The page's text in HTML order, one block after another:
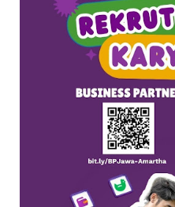
SURAT LAMARAN
RIWAYAT HIDUP